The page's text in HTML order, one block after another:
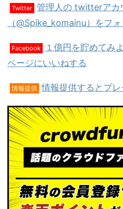
Twitter 管理人の twitterアカ
（@Spike_komainu）をフ
Facebook
１億円を貯めてみ
ページにいいねする
情報提供 情報提供するとプレ